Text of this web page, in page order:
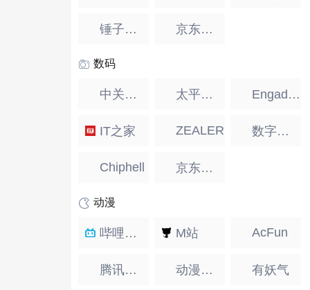
锤子官网 京东手机
数码
中关村在线 太平洋电脑 Engadget中国
IT之家 ZEALER 数字尾巴
Chiphell 京东数码
动漫
哔哩哔哩 M站 AcFun
腾讯动漫 动漫之家 有妖气